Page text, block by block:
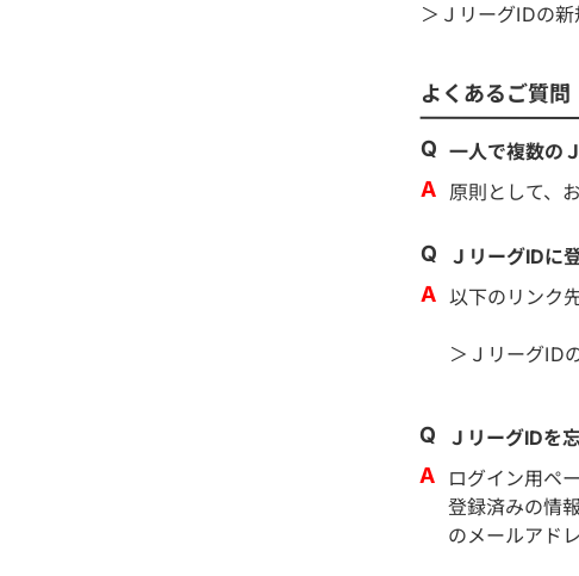
＞ＪリーグIDの
よくあるご質問
一人で複数の
原則として、
ＪリーグIDに
以下のリンク
＞ＪリーグID
ＪリーグIDを
ログイン用ペ
登録済みの情
のメールアド